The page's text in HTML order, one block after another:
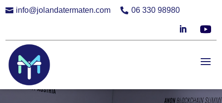
 info@jolandatermaten.com  06 330 98980